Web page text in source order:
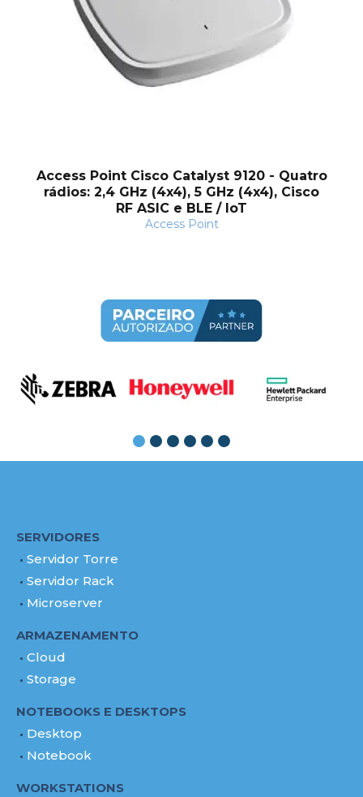
Access Point Cisco Catalyst 9120 - Quatro
rádios: 2,4 GHz (4x4), 5 GHz (4x4), Cisco
RF ASIC e BLE / IoT
Access Point
SERVIDORES
Servidor Torre
Servidor Rack
Microserver
ARMAZENAMENTO
Cloud
Storage
NOTEBOOKS E DESKTOPS
Desktop
Notebook
WORKSTATIONS